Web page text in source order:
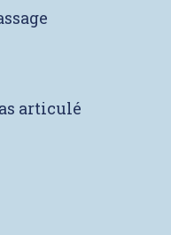
articulé